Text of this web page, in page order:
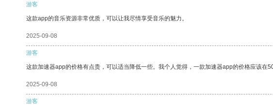
游客
这款app的音乐资源非常优质，可以让我尽情享受音乐的魅力。
2025-09-08
游客
这款加速器app的价格有点贵，可以适当降低一些。我个人觉得，一款加速器app的价格应该在
2025-09-08
游客